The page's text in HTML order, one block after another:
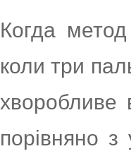
Когда
коли три
хворобливе
порівняно